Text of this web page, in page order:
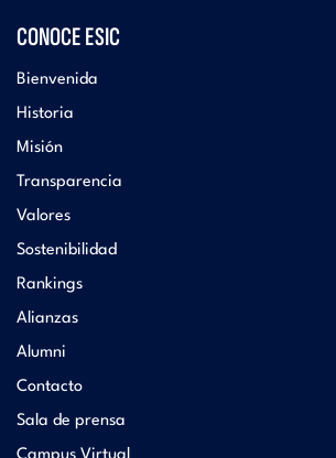
CONOCE ESIC
Bienvenida
Historia
Misión
Transparencia
Valores
Sostenibilidad
Rankings
Alianzas
Alumni
Contacto
Sala de prensa